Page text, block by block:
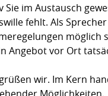
im Austausch
fehlt. Als
möglich
Angebot vor Ort
wir. Im Kern